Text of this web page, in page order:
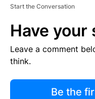
Start the Conversation
Have your
Leave a comment
think.
Be the